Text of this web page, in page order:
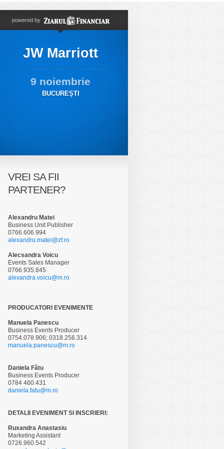
powered by
JW Marriott
9 noiembrie
BUCUREŞTI
VREI SA FII
PARTENER?
Alexandru Matei
Business Unit Publisher
0766.606.994
alexandru.matei@zf.ro
Alecsandra Voicu
Events Sales Manager
0766.935.845
alexandra.voicu@m.ro
PRODUCATORI EVENIMENTE
Manuela Panescu
Business Events Producer
0754.078.906; 0318.256.314
manuela.panescu@m.ro
Daniela Fătu
Business Events Producer
0784 460.431
daniela.fatu@m.ro
DETALII EVENIMENT SI INSCRIERI:
Ruxandra Anastasiu
Marketing Assistant
0726.960.542